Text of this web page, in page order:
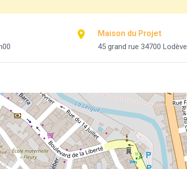
Maison du Projet
45 grand rue 34700 Lodève